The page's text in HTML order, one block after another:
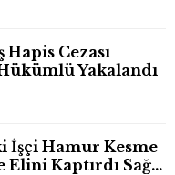
Hapis Cezası
Yakalandı
İşçi Hamur Kesme
Elini Kaptırdı Sağ